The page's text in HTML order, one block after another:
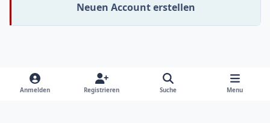
Neuen Account erstellen
Heller Modus
Dunkler Modus
Systemeinstellung
y
Anmelden Registrieren Suche Menu